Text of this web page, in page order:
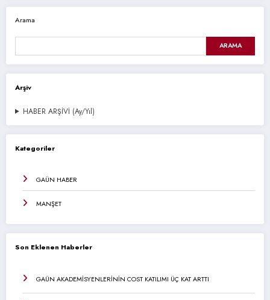
Arama
ARAMA
Arşiv
HABER ARŞİVİ (Ay/Yıl)
Kategoriler
GAÜN HABER
MANŞET
Son Eklenen Haberler
GAÜN AKADEMİSYENLERİNİN COST KATILIMI ÜÇ KAT ARTTI